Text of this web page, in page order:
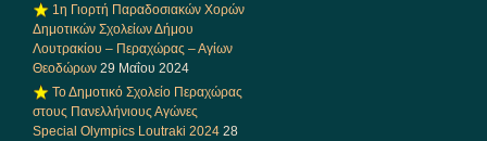
1η Γιορτή Παραδοσιακών Χορών
Δημοτικών Σχολείων Δήμου
Λουτρακίου – Περαχώρας – Αγίων
Θεοδώρων 29 Μαΐου 2024
Το Δημοτικό Σχολείο Περαχώρας
στους Πανελλήνιους Αγώνες
Special Olympics Loutraki 2024 28